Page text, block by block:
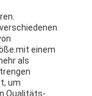
einem
als
um
Qualitäts-